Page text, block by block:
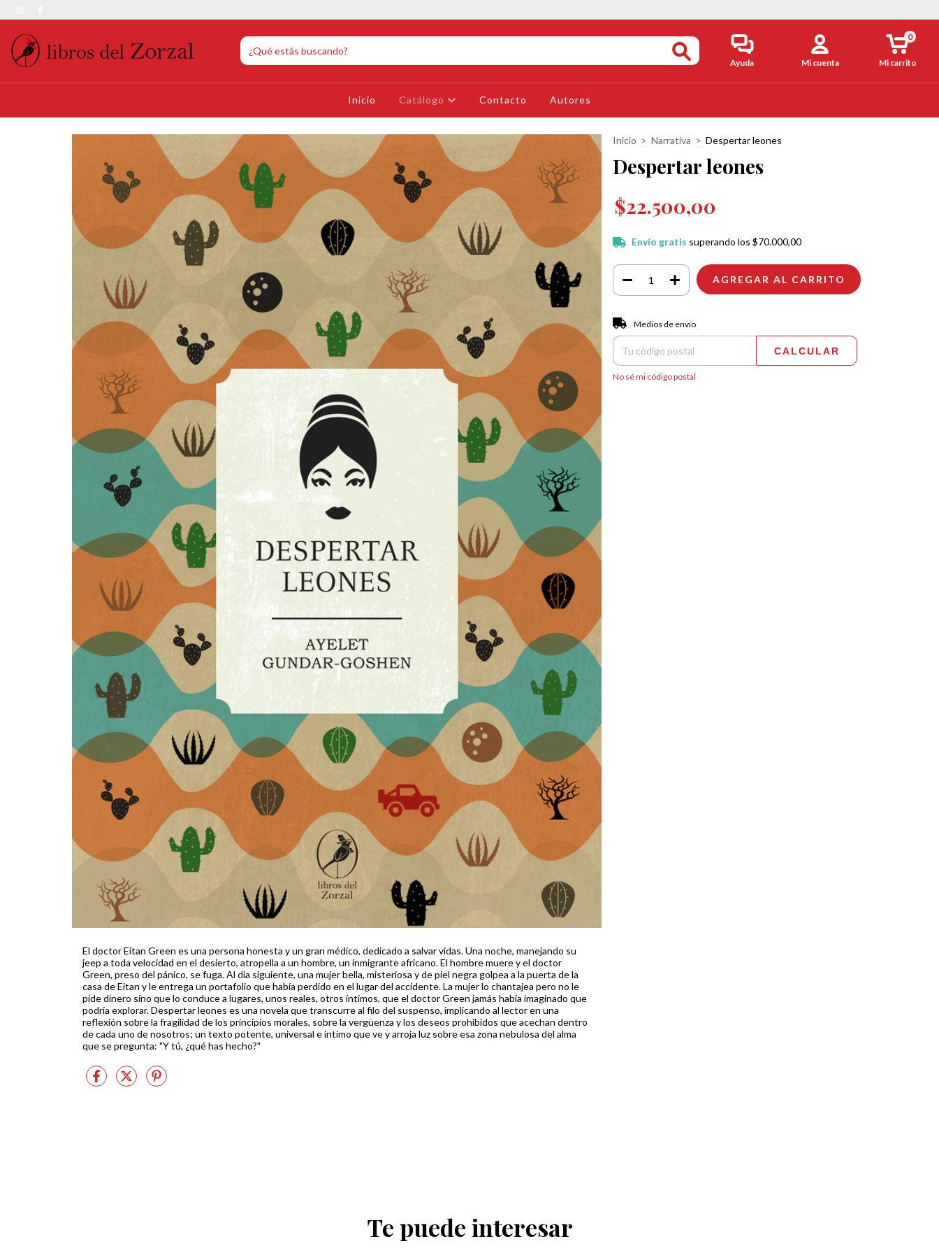
Ayuda Mi cuenta Mi carrito
0
Inicio Catálogo Contacto Autores
El doctor Eitan Green es una persona honesta y un gran médico, dedicado a salvar vidas. Una noche, manejando su
jeep a toda velocidad en el desierto, atropella a un hombre, un inmigrante africano. El hombre muere y el doctor
Green, preso del pánico, se fuga. Al día siguiente, una mujer bella, misteriosa y de piel negra golpea a la puerta de la
casa de Eitan y le entrega un portafolio que había perdido en el lugar del accidente. La mujer lo chantajea pero no le
pide dinero sino que lo conduce a lugares, unos reales, otros íntimos, que el doctor Green jamás había imaginado que
podría explorar. Despertar leones es una novela que transcurre al filo del suspenso, implicando al lector en una
reflexión sobre la fragilidad de los principios morales, sobre la vergüenza y los deseos prohibidos que acechan dentro
de cada uno de nosotros; un texto potente, universal e íntimo que ve y arroja luz sobre esa zona nebulosa del alma
que se pregunta: "Y tú, ¿qué has hecho?"
Inicio > Narrativa > Despertar leones
Despertar leones
$22.500,00
Envío gratis superando los $70.000,00
Entregas para el CP:
Medios de envío
CALCULAR
No sé mi código postal
Te puede interesar